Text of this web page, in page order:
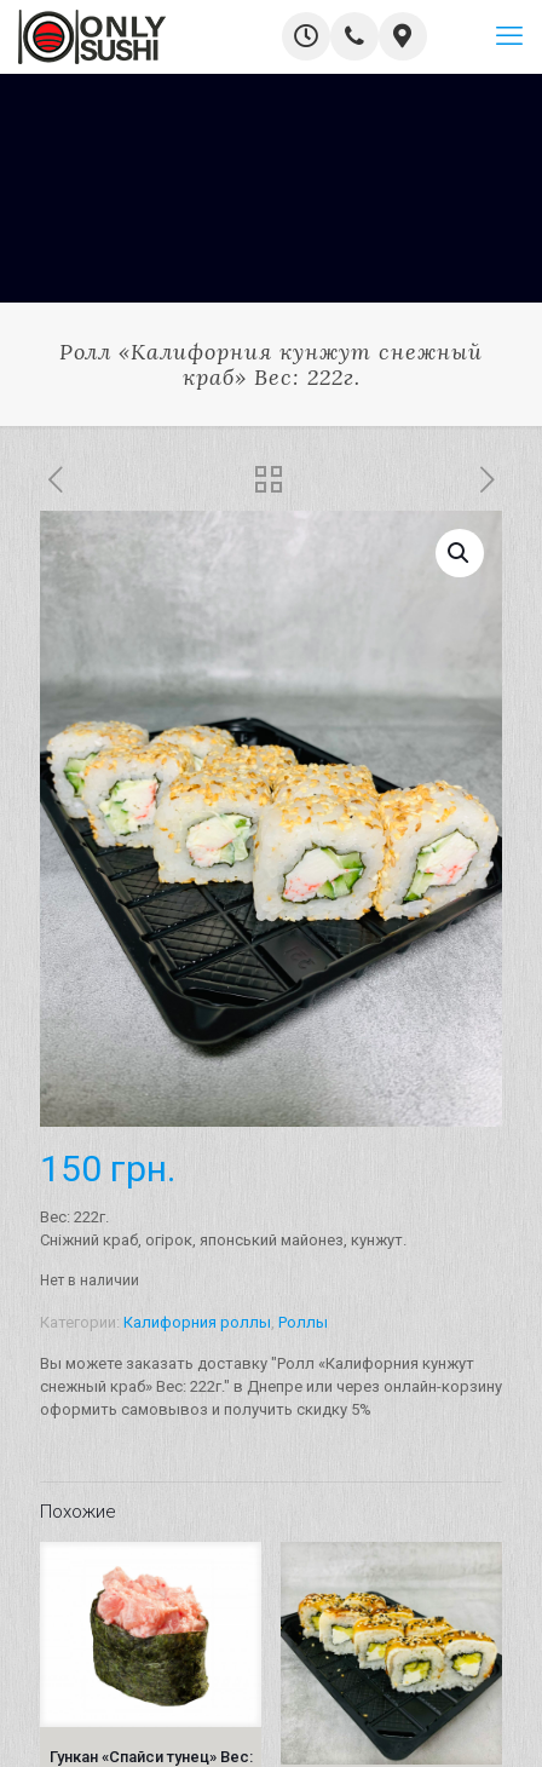
Ролл «Калифорния кунжут снежный
краб» Вес: 222г.
150 грн.
Вес: 222г.
Cніжний краб, огірок, японський майонез, кунжут.
Нет в наличии
Категории: Калифорния роллы, Роллы
Вы можете заказать доставку "Ролл «Калифорния кунжут
снежный краб» Вес: 222г." в Днепре или через онлайн-корзину
оформить самовывоз и получить скидку 5%
Похожие
Гункан «Спайси тунец» Вес: